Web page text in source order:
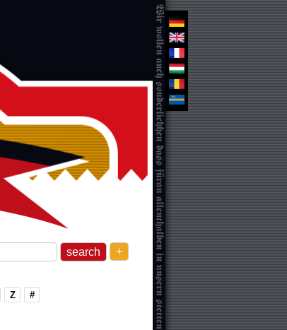
+
Z #